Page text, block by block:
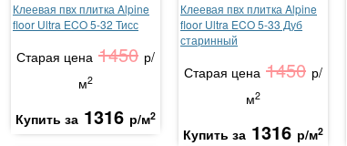
Клеевая пвх плитка Alpine
floor Ultra ECO 5-32 Тисс
Старая цена 1450 р/
м2
Купить за 1316 р/м2
Клеевая пвх плитка Alpine
floor Ultra ECO 5-33 Дуб
старинный
Старая цена 1450 р/
м2
Купить за 1316 р/м2